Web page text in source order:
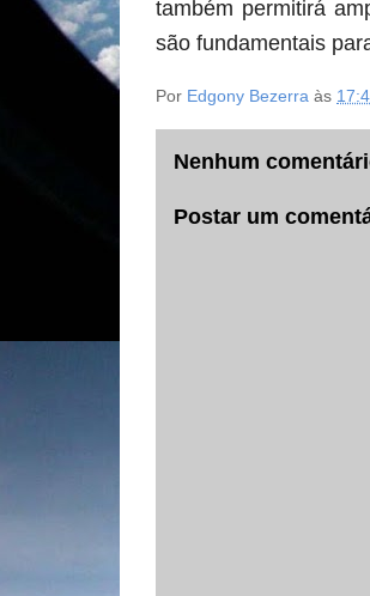
também permitirá
são fundamentais
Por Edgony Bezerra às
Nenhum
Postar um